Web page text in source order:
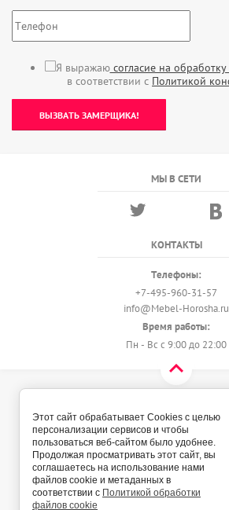
Я выражаюсогласие на
в соответствии с Политикой
ВЫЗВАТЬ ЗАМЕРЩИКА!
МЫ В СЕТИ
КОНТАКТЫ
Телефоны:
+7-495-960-31-57
info@Mebel-Horosha.ru
Время работы:
Пн - Вс с 9:00 до 22:00
Политика
Этот сайт обрабатывает Cookies с целью
персонализации сервисов и чтобы
пользоваться веб-сайтом было удобнее.
Продолжая просматривать этот сайт, вы
соглашаетесь на использование нами
файлов cookie и метаданных в
соответствии с Политикой обработки
файлов cookie